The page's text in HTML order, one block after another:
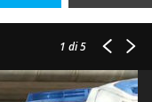
1 di 5